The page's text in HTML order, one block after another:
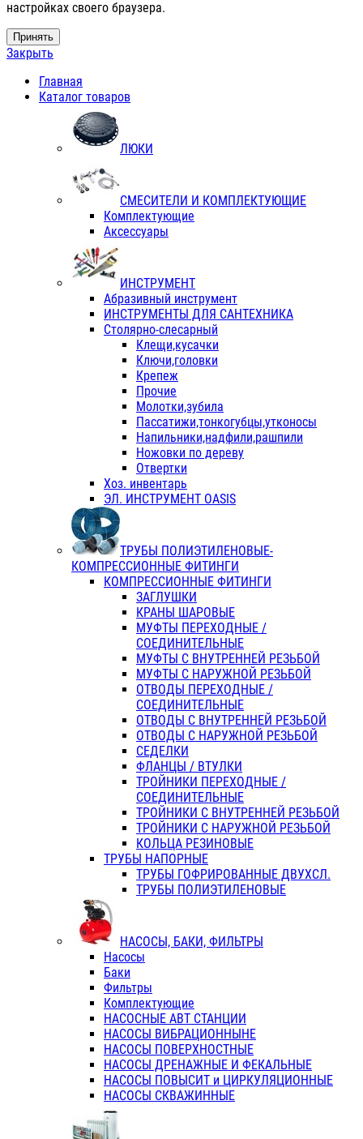
настройках своего браузера.
Принять
Закрыть
Главная
Каталог товаров
ЛЮКИ
СМЕСИТЕЛИ И КОМПЛЕКТУЮЩИЕ
Комплектующие
Аксессуары
ИНСТРУМЕНТ
Абразивный инструмент
ИНСТРУМЕНТЫ ДЛЯ САНТЕХНИКА
Столярно-слесарный
Клещи,кусачки
Ключи,головки
Крепеж
Прочие
Молотки,зубила
Пассатижи,тонкогубцы,утконосы
Напильники,надфили,рашпили
Ножовки по дереву
Отвертки
Хоз. инвентарь
ЭЛ. ИНСТРУМЕНТ OASIS
ТРУБЫ ПОЛИЭТИЛЕНОВЫЕ-
КОМПРЕССИОННЫЕ ФИТИНГИ
КОМПРЕССИОННЫЕ ФИТИНГИ
ЗАГЛУШКИ
КРАНЫ ШАРОВЫЕ
МУФТЫ ПЕРЕХОДНЫЕ /
СОЕДИНИТЕЛЬНЫЕ
МУФТЫ С ВНУТРЕННЕЙ РЕЗЬБОЙ
МУФТЫ С НАРУЖНОЙ РЕЗЬБОЙ
ОТВОДЫ ПЕРЕХОДНЫЕ /
СОЕДИНИТЕЛЬНЫЕ
ОТВОДЫ С ВНУТРЕННЕЙ РЕЗЬБОЙ
ОТВОДЫ С НАРУЖНОЙ РЕЗЬБОЙ
СЕДЕЛКИ
ФЛАНЦЫ / ВТУЛКИ
ТРОЙНИКИ ПЕРЕХОДНЫЕ /
СОЕДИНИТЕЛЬНЫЕ
ТРОЙНИКИ С ВНУТРЕННЕЙ РЕЗЬБОЙ
ТРОЙНИКИ С НАРУЖНОЙ РЕЗЬБОЙ
КОЛЬЦА РЕЗИНОВЫЕ
ТРУБЫ НАПОРНЫЕ
ТРУБЫ ГОФРИРОВАННЫЕ ДВУХСЛ.
ТРУБЫ ПОЛИЭТИЛЕНОВЫЕ
НАСОСЫ, БАКИ, ФИЛЬТРЫ
Насосы
Баки
Фильтры
Комплектующие
НАСОСНЫЕ АВТ СТАНЦИИ
НАСОСЫ ВИБРАЦИОННЫНЕ
НАСОСЫ ПОВЕРХНОСТНЫЕ
НАСОСЫ ДРЕНАЖНЫЕ И ФЕКАЛЬНЫЕ
НАСОСЫ ПОВЫСИТ и ЦИРКУЛЯЦИОННЫЕ
НАСОСЫ СКВАЖИННЫЕ